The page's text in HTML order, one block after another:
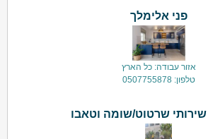
פני אלימלך
אזור עבודה: כל הארץ
טלפון: 0507755878
שרטוט/שומה וטאבו